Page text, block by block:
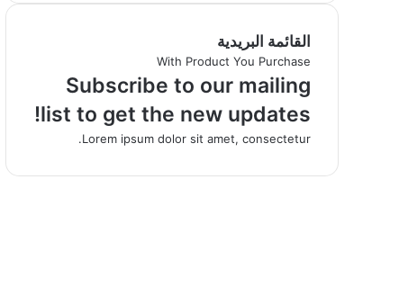
القائمة البريدية
With Product You Purchase
Subscribe to our mailing
list to get the new updates!
Lorem ipsum dolor sit amet, consectetur.